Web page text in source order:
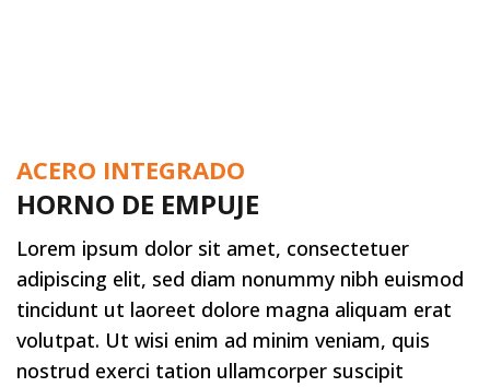
ACERO INTEGRADO
HORNO DE EMPUJE
Lorem ipsum dolor sit amet, consectetuer
adipiscing elit, sed diam nonummy nibh euismod
tincidunt ut laoreet dolore magna aliquam erat
volutpat. Ut wisi enim ad minim veniam, quis
nostrud exerci tation ullamcorper suscipit